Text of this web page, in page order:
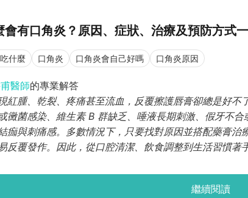
會有口角炎？原因、症狀、治療及預防方式
什麼 口角炎 口角炎會自己好嗎 口角炎原因
醫師的專業解答
紅腫、乾裂、疼痛甚至流血，反覆擦護唇膏卻總是好
黴菌感染、維生素 B 群缺乏、唾液長期刺激、假牙不合
痂與刺痛感。多數情況下，只要找對原因並搭配藥膏
反覆發作。因此，從口腔清潔、飲食調整到生活習慣著
繼續閱讀